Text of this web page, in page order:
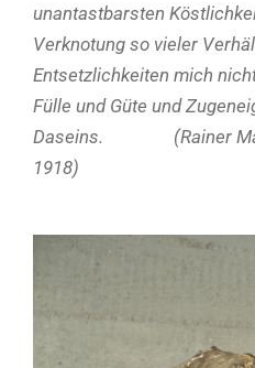
unantastbarsten
Verknotung so vieler
Entsetzlichkeiten mich
Fülle und Güte und
Daseins. (Rainer
1918)